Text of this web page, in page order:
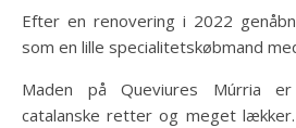
Efter en renovering i 2022
som en lille specialitetskøbmand
Maden på Queviures Múrria
catalanske retter og meget